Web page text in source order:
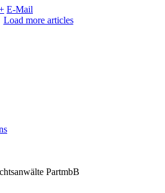
E-Mail
Load more articles
PartmbB